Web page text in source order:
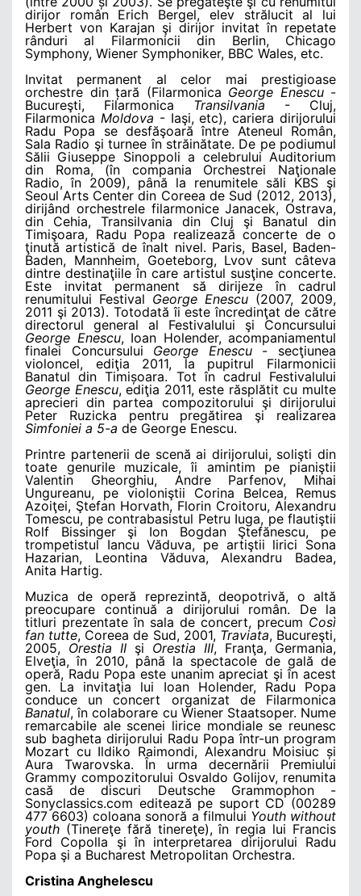
dirijor român Erich Bergel, elev strălucit al lui
Herbert von Karajan şi dirijor invitat în repetate
rânduri al Filarmonicii din Berlin, Chicago
Symphony, Wiener Symphoniker, BBC Wales, etc.
Invitat permanent al celor mai prestigioase
orchestre din țară (Filarmonica George Enescu-
Bucureşti, Filarmonica Transilvania - Cluj,
Filarmonica Moldova - Iaşi, etc), cariera dirijorului
Radu Popa se desfăşoară între Ateneul Român,
Sala Radio şi turnee în străinătate. De pe podiumul
Sălii Giuseppe Sinoppoli a celebrului Auditorium
din Roma, (în compania Orchestrei Naţionale
Radio, în 2009), până la renumitele săli KBS şi
Seoul Arts Center din Coreea de Sud (2012, 2013),
dirijând orchestrele filarmonice Janacek, Ostrava,
din Cehia, Transilvania din Cluj şi Banatul din
Timişoara, Radu Popa realizează concerte de o
ţinută artistică de înalt nivel. Paris, Basel, Baden-
Baden, Mannheim, Goeteborg, Lvov sunt câteva
dintre destinaţiile în care artistul susţine concerte.
Este invitat permanent să dirijeze în cadrul
renumitului Festival George Enescu (2007, 2009,
2011 şi 2013). Totodată îi este încredinţat de către
directorul general al Festivalului şi Concursului
George Enescu, Ioan Holender, acompaniamentul
finalei Concursului George Enescu- secţiunea
violoncel, ediţia 2011, la pupitrul Filarmonicii
Banatul din Timișoara. Tot în cadrul Festivalului
George Enescu, ediţia 2011, este răsplătit cu multe
aprecieri din partea compozitorului şi dirijorului
Peter Ruzicka pentru pregătirea şi realizarea
Simfoniei a 5-a de George Enescu.
Printre partenerii de scenă ai dirijorului, solişti din
toate genurile muzicale, îi amintim pe pianiştii
Valentin Gheorghiu, Andre Parfenov, Mihai
Ungureanu, pe violoniştii Corina Belcea, Remus
Azoiţei, Ştefan Horvath, Florin Croitoru, Alexandru
Tomescu, pe contrabasistul Petru Iuga, pe flautiştii
Rolf Bissinger şi Ion Bogdan Ştefănescu, pe
trompetistul Iancu Văduva, pe artiştii lirici Sona
Hazarian, Leontina Văduva, Alexandru Badea,
Anita Hartig.
Muzica de operă reprezintă, deopotrivă, o altă
preocupare continuă a dirijorului român. De la
titluri prezentate în sala de concert, precum Così
fan tutte, Coreea de Sud, 2001, Traviata, Bucureşti,
2005, Orestia II şi Orestia III, Franţa, Germania,
Elveţia, în 2010, până la spectacole de gală de
operă, Radu Popa este unanim apreciat şi în acest
gen. La invitaţia lui Ioan Holender, Radu Popa
conduce un concert organizat de Filarmonica
Banatul, în colaborare cu Wiener Staatsoper. Nume
remarcabile ale scenei lirice mondiale se reunesc
sub bagheta dirijorului Radu Popa într-un program
Mozart cu Ildiko Raimondi, Alexandru Moisiuc și
Aura Twarovska. În urma decernării Premiului
Grammy compozitorului Osvaldo Golijov, renumita
casă de discuri Deutsche Grammophon -
Sonyclassics.com editează pe suport CD (00289
477 6603) coloana sonoră a filmului Youth without
youth (Tinereţe fără tinereţe), în regia lui Francis
Ford Copolla şi în interpretarea dirijorului Radu
Popa şi a Bucharest Metropolitan Orchestra.
Cristina Anghelescu